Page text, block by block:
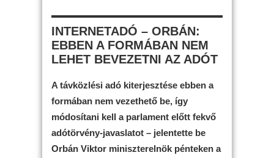
INTERNETADÓ – ORBÁN:
EBBEN A FORMÁBAN NEM
LEHET BEVEZETNI AZ ADÓT
A távközlési adó kiterjesztése ebben a
formában nem vezethető be, így
módosítani kell a parlament előtt fekvő
adótörvény-javaslatot – jelentette be
Orbán Viktor miniszterelnök pénteken a